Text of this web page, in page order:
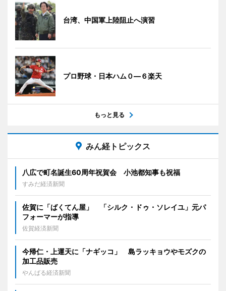
台湾、中国軍上陸阻止へ演習
プロ野球・日本ハム０―６楽天
もっと見る
みん経トピックス
八広で町名誕生60周年祝賀会 小池都知事も祝福
すみだ経済新聞
佐賀に「ばくてん屋」 「シルク・ドゥ・ソレイユ」元パ
フォーマーが指導
佐賀経済新聞
今帰仁・上運天に「ナギッコ」 島ラッキョウやモズクの
加工品販売
やんばる経済新聞